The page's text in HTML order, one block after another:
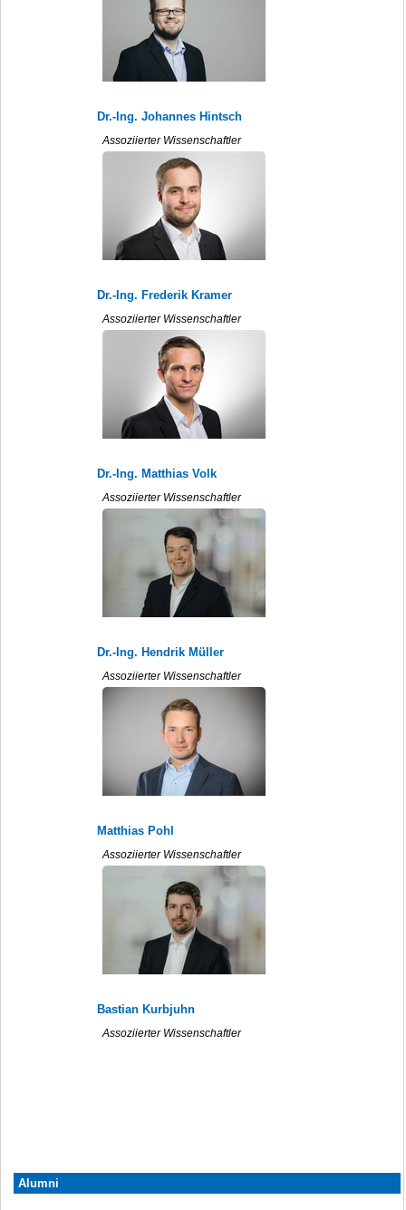
Dr.-Ing. Johannes Hintsch
Assoziierter Wissenschaftler
Dr.-Ing. Frederik Kramer
Assoziierter Wissenschaftler
Dr.-Ing. Matthias Volk
Assoziierter Wissenschaftler
Dr.-Ing. Hendrik Müller
Assoziierter Wissenschaftler
Matthias Pohl
Assoziierter Wissenschaftler
Bastian Kurbjuhn
Assoziierter Wissenschaftler
Alumni